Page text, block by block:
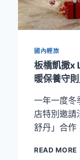
國內輕旅
板橋凱撒x
暖保養守
一年一度冬
店特別邀請
舒丹」合作
READ MORE